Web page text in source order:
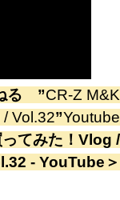
る ”CR-Z M&K
Vol.32”Youtube
てみた！Vlog /
- YouTube ＞